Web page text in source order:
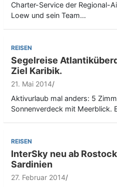
Charter-Service der Regional-
Loew und sein Team…
REISEN
Segelreise
Ziel Karibik.
21. Mai 2014
Aktivurlaub mal anders: 5
Sonnenverdeck mit Meerblick.
REISEN
InterSky neu ab
Sardinien
27. Februar 2014